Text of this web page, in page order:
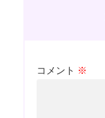
コメント ※